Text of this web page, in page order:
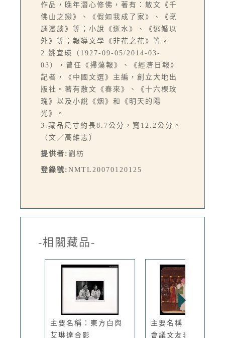
作品，晚年潛心修佛，著有：散文《千
佛山之戀》、《假如我成了家》、《烹
調漫談》等；小說《逝水》、《逃婚以
外》等；報導文學《非花之花》等。
2.姚宜瑛（1927-09-05/2014-03-
03），曾任《掃蕩報》、《經濟日報》
記者，《中國文選》主編，創立大地出
版社。著有散文《春來》、《十六棵玫
瑰》以及小說《烟》和《明天的陽
光》。
3.藏品尺寸約長8.7公分，寬12.2公分。
（文／高維志）
提供者: 劉枋
登錄號: NMTL20070120125
-相關藏品-
主要名稱：東方白與
艾琳達合影
主要名稱：中韓作家
會議文友表...